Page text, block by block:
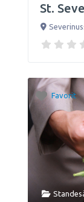
St.
Favorit